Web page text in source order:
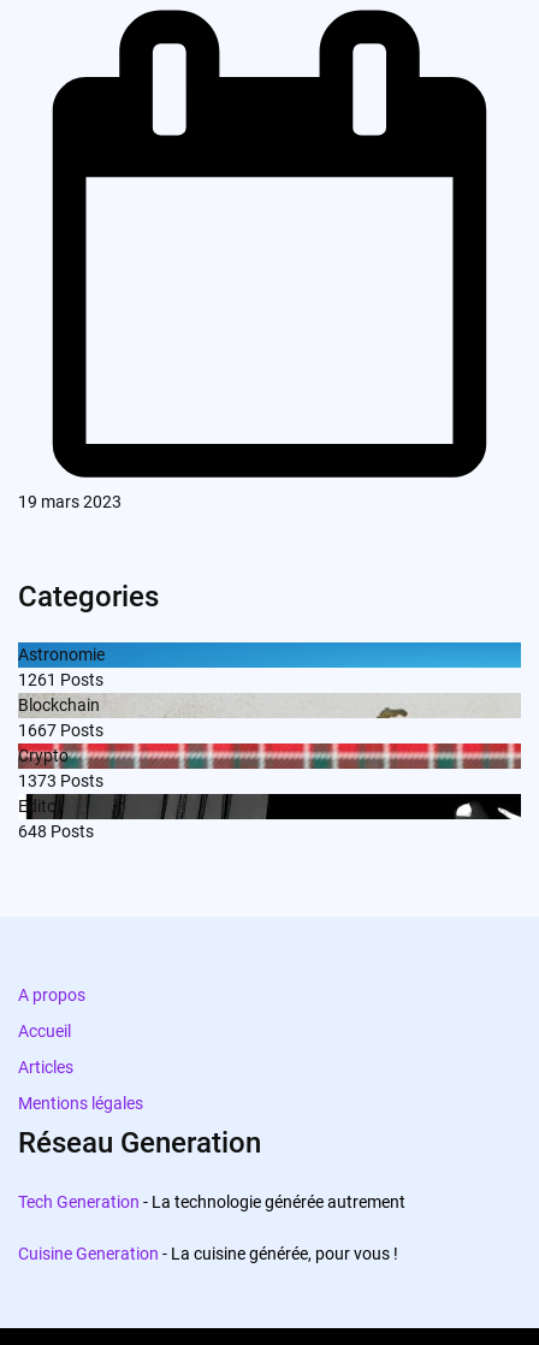
19 mars 2023
Categories
Astronomie
1261 Posts
Blockchain
1667 Posts
Crypto
1373 Posts
Edito
648 Posts
A propos
Accueil
Articles
Mentions légales
Réseau Generation
Tech Generation - La technologie générée autrement
Cuisine Generation - La cuisine générée, pour vous !